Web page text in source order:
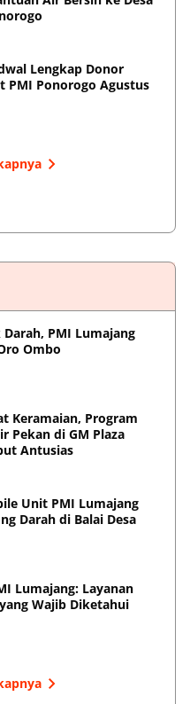
Lengkap Donor
PMI Ponorogo Agustus
PMI Lumajang
Ombo
Keramaian, Program
Pekan di GM Plaza
Antusias
Unit PMI Lumajang
Darah di Balai Desa
Lumajang: Layanan
Wajib Diketahui